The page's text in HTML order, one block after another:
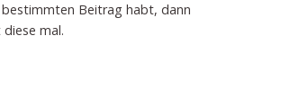
bestimmten Beitrag habt, dann
mal.